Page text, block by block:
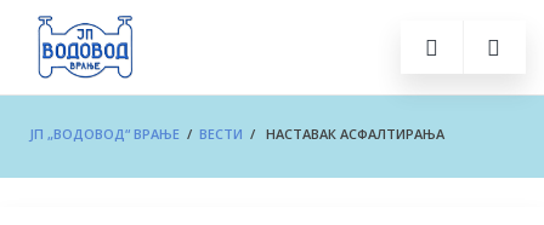
ЈП „ВОДОВОД“ ВРАЊЕ / ВЕСТИ / НАСТАВАК АСФАЛТИРАЊА